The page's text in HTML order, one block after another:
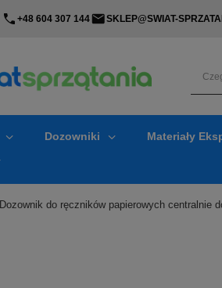
+48 604 307 144 SKLEP@SWIAT-
Dozowniki Materiały
Dozownik do ręczników papierowych centralnie